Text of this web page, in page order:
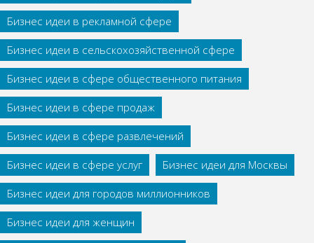
Бизнес идеи в рекламной сфере
Бизнес идеи в сельскохозяйственной сфере
Бизнес идеи в сфере общественного питания
Бизнес идеи в сфере продаж
Бизнес идеи в сфере развлечений
Бизнес идеи в сфере услуг
Бизнес идеи для Москвы
Бизнес идеи для городов миллионников
Бизнес идеи для женщин